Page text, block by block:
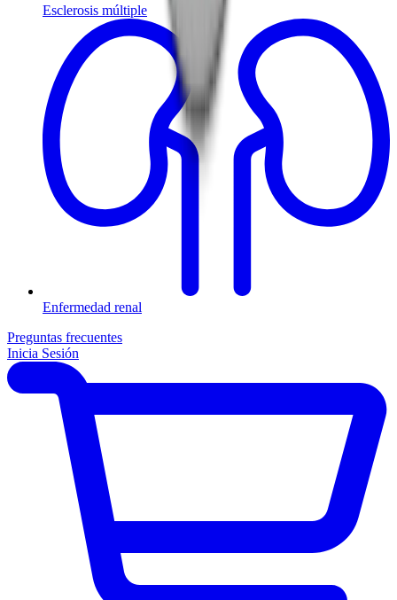
Esclerosis múltiple
Enfermedad renal
Preguntas frecuentes
Inicia Sesión